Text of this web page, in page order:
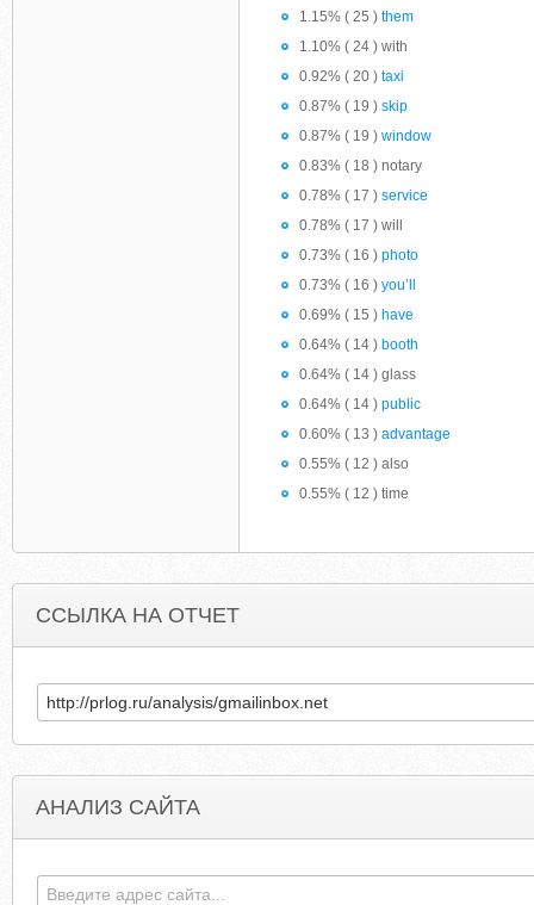
1.15% ( 25 ) them
1.10% ( 24 ) with
0.92% ( 20 ) taxi
0.87% ( 19 ) skip
0.87% ( 19 ) window
0.83% ( 18 ) notary
0.78% ( 17 ) service
0.78% ( 17 ) will
0.73% ( 16 ) photo
0.73% ( 16 ) you’ll
0.69% ( 15 ) have
0.64% ( 14 ) booth
0.64% ( 14 ) glass
0.64% ( 14 ) public
0.60% ( 13 ) advantage
0.55% ( 12 ) also
0.55% ( 12 ) time
ССЫЛКА НА ОТЧЕТ
АНАЛИЗ САЙТА